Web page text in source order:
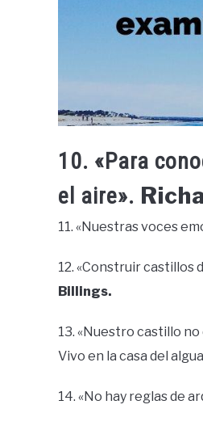
10. «Para
el aire».
11. «Nuestras voces
12. «Construir castillos
Billings.
13. «Nuestro castillo
Vivo en la casa del
14. «No hay reglas de